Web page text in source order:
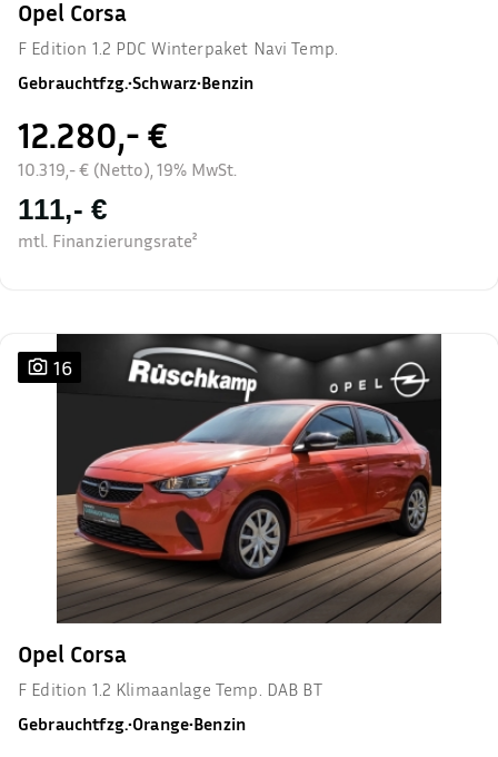
Opel Corsa
F Edition 1.2 PDC Winterpaket Navi Temp.
Gebrauchtfzg.•Schwarz•Benzin
12.280,- €
10.319,- € (Netto), 19% MwSt.
111,- €
mtl. Finanzierungsrate²
16
Opel Corsa
F Edition 1.2 Klimaanlage Temp. DAB BT
Gebrauchtfzg.•Orange•Benzin